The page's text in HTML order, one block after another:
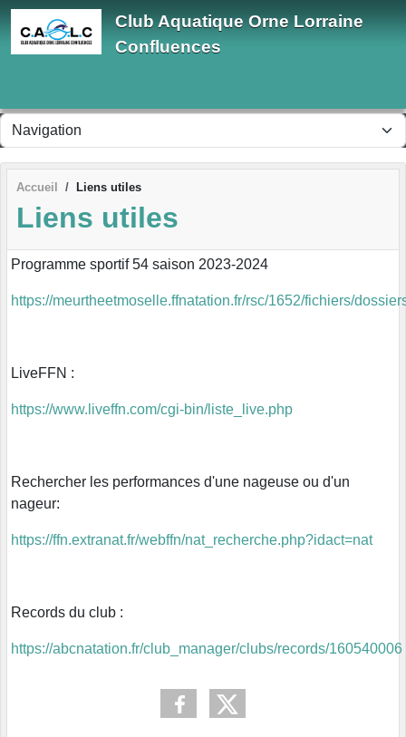
Club Aquatique Orne Lorraine
Confluences
Accueil Liens utiles
Liens utiles
Programme sportif 54 saison 2023-2024
https://meurtheetmoselle.ffnatation.fr/rsc/1652/fichiers/
LiveFFN :
https://www.liveffn.com/cgi-bin/liste_live.php
Rechercher les performances d'une nageuse ou d'un
nageur:
https://ffn.extranat.fr/webffn/nat_recherche.php?idact=nat
Records du club :
https://abcnatation.fr/club_manager/clubs/records/160540006
Panneau de gestion des cookies